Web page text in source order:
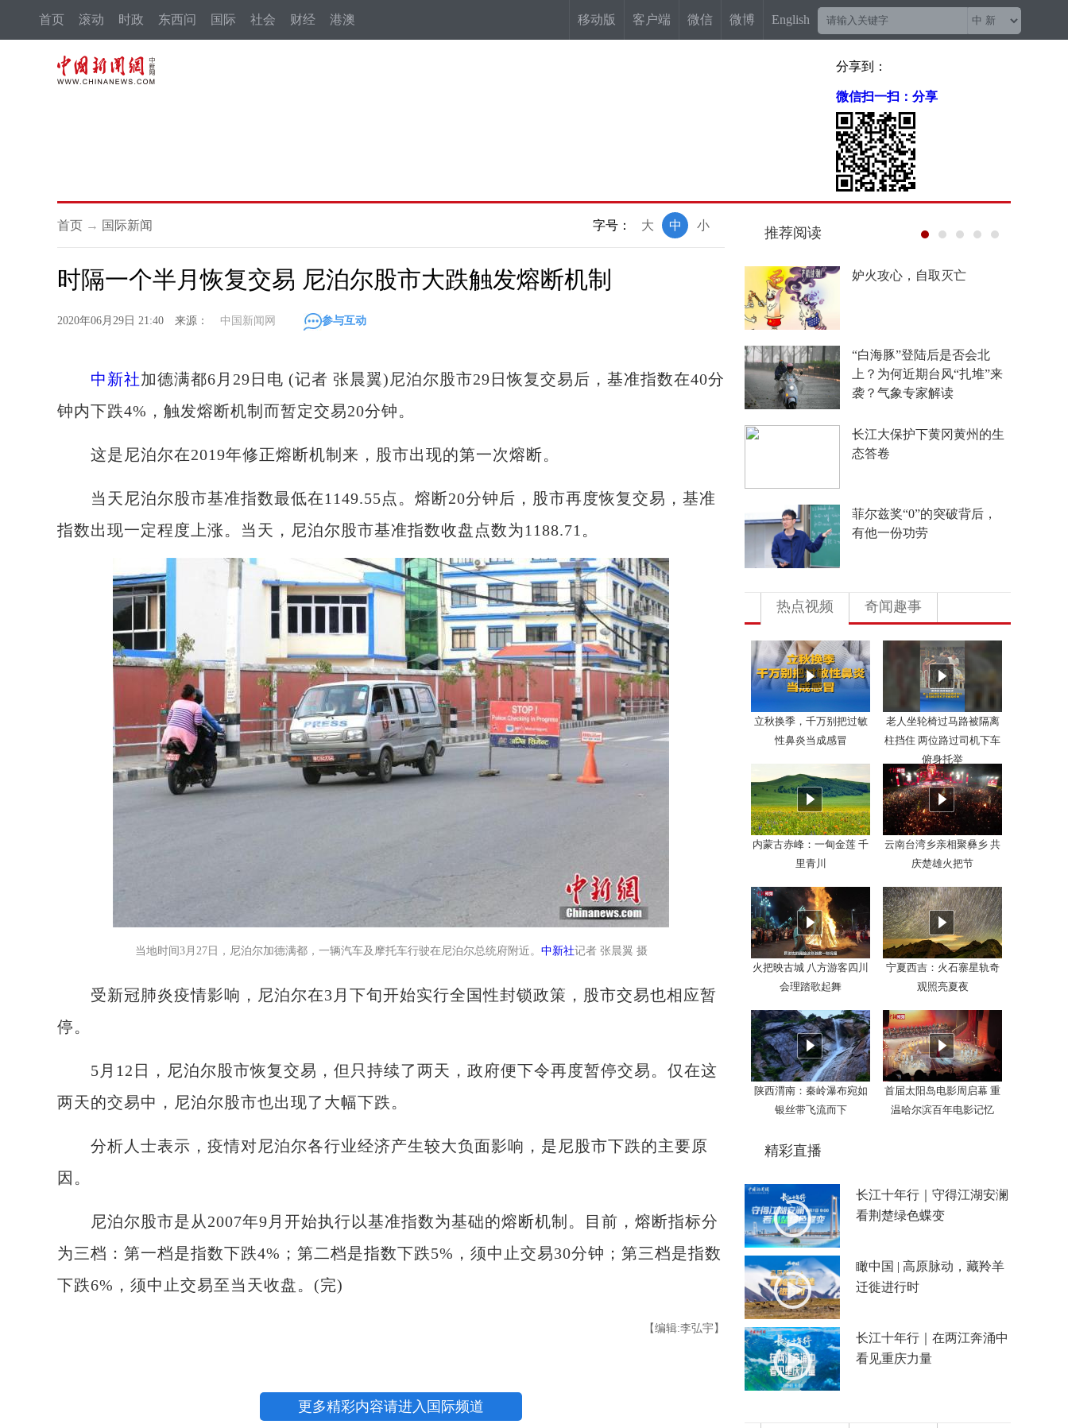
首页 滚动 时政 东西问 国际 社会 财经 港澳 移动版 客户端 微信 微博 English
分享到：
微信扫一扫：分享
首页 → 国际新闻 字号： 小
中
大
时隔一个半月恢复交易 尼泊尔股市大跌触发熔断机制
2020年06月29日 21:40 来源： 中国新闻网 参与互动
中新社加德满都6月29日电 (记者 张晨翼)尼泊尔股市29日恢复交易后，基准指数在40分
钟内下跌4%，触发熔断机制而暂定交易20分钟。
这是尼泊尔在2019年修正熔断机制来，股市出现的第一次熔断。
当天尼泊尔股市基准指数最低在1149.55点。熔断20分钟后，股市再度恢复交易，基准
指数出现一定程度上涨。当天，尼泊尔股市基准指数收盘点数为1188.71。
当地时间3月27日，尼泊尔加德满都，一辆汽车及摩托车行驶在尼泊尔总统府附近。 中新社记者 张晨翼 摄
受新冠肺炎疫情影响，尼泊尔在3月下旬开始实行全国性封锁政策，股市交易也相应暂
停。
5月12日，尼泊尔股市恢复交易，但只持续了两天，政府便下令再度暂停交易。仅在这
两天的交易中，尼泊尔股市也出现了大幅下跌。
分析人士表示，疫情对尼泊尔各行业经济产生较大负面影响，是尼股市下跌的主要原
因。
尼泊尔股市是从2007年9月开始执行以基准指数为基础的熔断机制。目前，熔断指标分
为三档：第一档是指数下跌4%；第二档是指数下跌5%，须中止交易30分钟；第三档是指数
下跌6%，须中止交易至当天收盘。(完)
【编辑:李弘宇】
更多精彩内容请进入国际频道
推荐阅读
“梅姨案”被拐儿童父亲申军
China Travel又换“三件套”：
外国游客从观众变玩家
4年要让无人机增产80倍，
日本为何急不可耐？
多地向县放权 激活发展一
池春水
热点视频 奇闻趣事
立秋换季，千万别把过敏
性鼻炎当成感冒
老人坐轮椅过马路被隔离
柱挡住 两位路过司机下车
俯身托举
内蒙古赤峰：一甸金莲 千
里青川
云南台湾乡亲相聚彝乡 共
庆楚雄火把节
火把映古城 八方游客四川
会理踏歌起舞
宁夏西吉：火石寨星轨奇
观照亮夏夜
陕西渭南：秦岭瀑布宛如
银丝带飞流而下
首届太阳岛电影周启幕 重
温哈尔滨百年电影记忆
精彩直播
长江十年行｜守得江湖安澜
看荆楚绿色蝶变
瞰中国 | 高原脉动，藏羚羊
迁徙进行时
长江十年行｜在两江奔涌中
看见重庆力量